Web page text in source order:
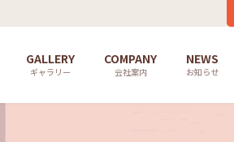
GALLERY
ギャラリー
COMPANY
会社案内
NEWS
お知らせ